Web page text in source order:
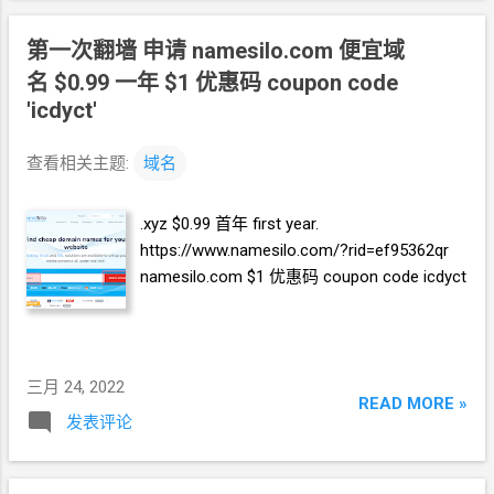
第一次翻墙 申请 namesilo.com 便宜域
名 $0.99 一年 $1 优惠码 coupon code
'icdyct'
查看相关主题: 域名
.xyz $0.99 首年 first year.
https://www.namesilo.com/?rid=ef95362qr
namesilo.com $1 优惠码 coupon code icdyct
三月 24, 2022
发表评论
READ MORE »